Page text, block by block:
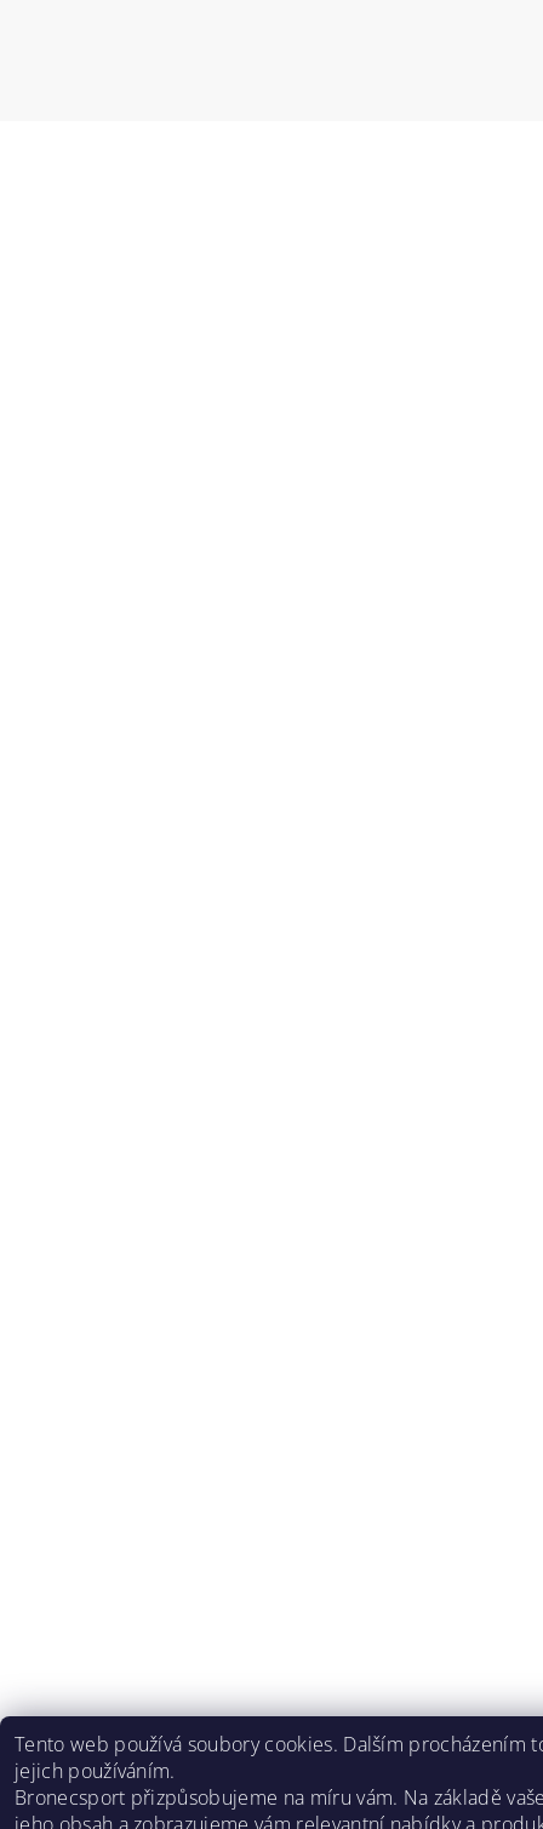
Tento web používá soubory cookies. Dalším procházením
jejich používáním.
Bronecsport přizpůsobujeme na míru vám. Na základě